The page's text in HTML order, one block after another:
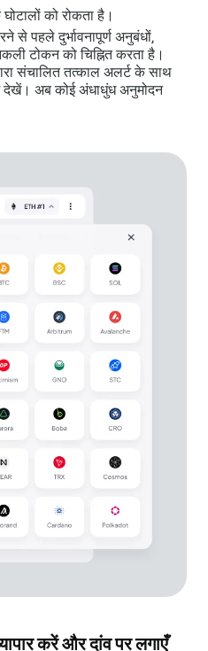
को रोकता है।
से पहले दुर्भावनापूर्ण अनुबंधों,
टोकन को चिह्नित करता है।
संचालित तत्काल अलर्ट के साथ
देखें। अब कोई अंधाधुंध अनुमोदन
करें और दांव पर लगाएँ